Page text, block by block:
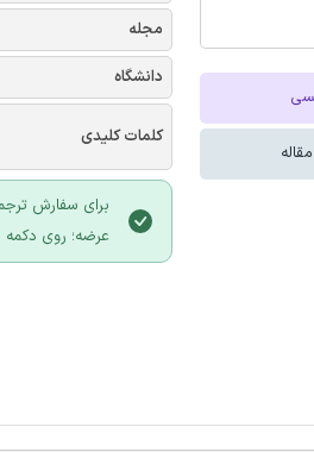
مجله
دانشگاه
کلمات کلیدی
برای سفارش
عرضه؛ روی دکمه